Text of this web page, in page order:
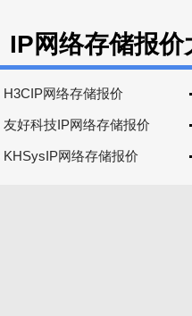
IP网络存储报价
H3CIP网络存储报价
友好科技IP网络存储报价
KHSysIP网络存储报价